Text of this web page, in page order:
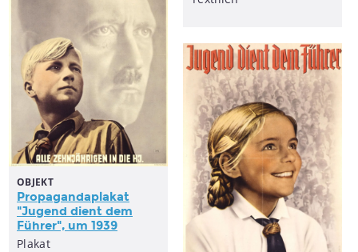
OBJEKT
Propagandaplakat
"Jugend dient dem
Führer", um 1939
Plakat